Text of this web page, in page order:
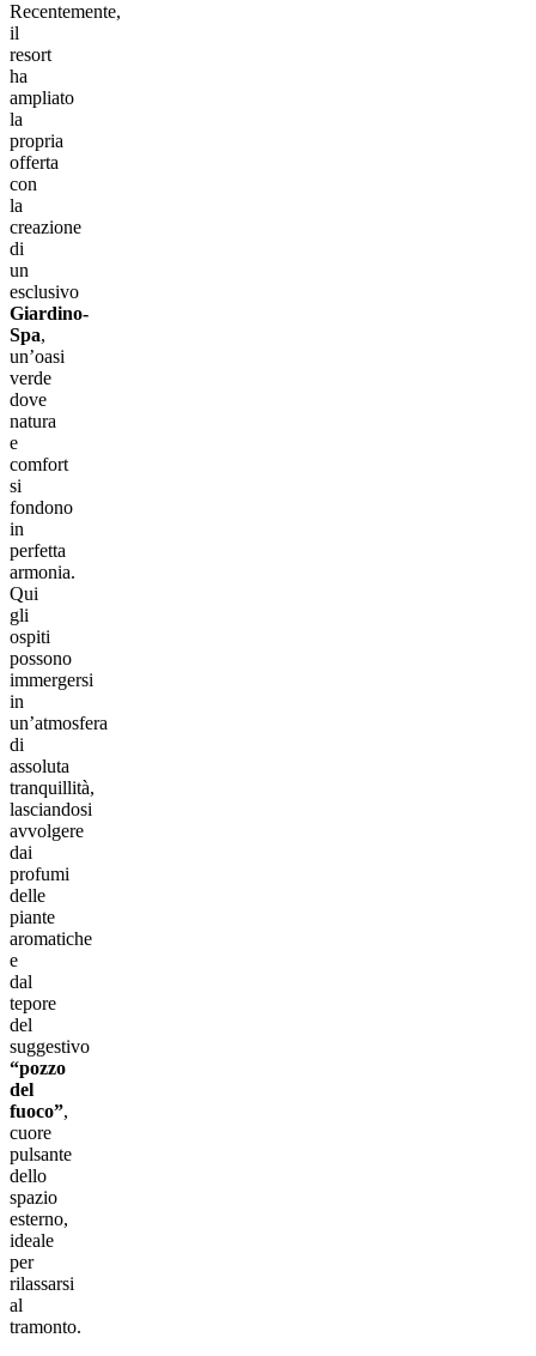
Recentemente,
il
resort
ha
ampliato
la
propria
offerta
con
la
creazione
di
un
esclusivo
Giardino-
Spa,
un’oasi
verde
dove
natura
e
comfort
si
fondono
in
perfetta
armonia.
Qui
gli
ospiti
possono
immergersi
in
un’atmosfera
di
assoluta
tranquillità,
lasciandosi
avvolgere
dai
profumi
delle
piante
aromatiche
e
dal
tepore
del
suggestivo
“pozzo
del
fuoco”,
cuore
pulsante
dello
spazio
esterno,
ideale
per
rilassarsi
al
tramonto.